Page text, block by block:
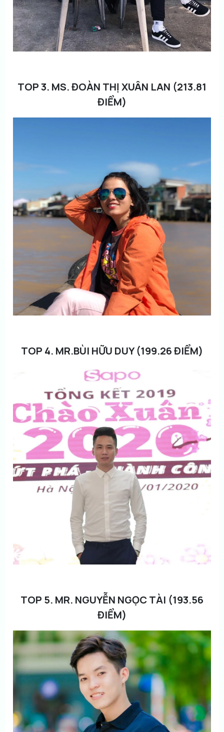
TOP 3. MS. ĐOÀN THỊ XUÂN LAN (213.81
ĐIỂM)
TOP 4. MR.BÙI HỮU DUY (199.26 ĐIỂM)
TOP 5. MR. NGUYỄN NGỌC TÀI (193.56
ĐIỂM)